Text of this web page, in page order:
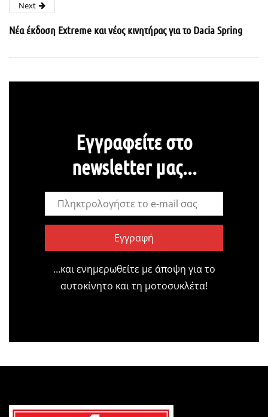
Next
Νέα έκδοση Extreme και νέος κινητήρας για το Dacia Spring
Εγγραφείτε στο
newsletter μας...
Εγγραφή
…και ενημερωθείτε με άποψη για το
αυτοκίνητο και τη μοτοσυκλέτα!